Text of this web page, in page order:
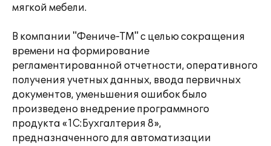
мягкой мебели.
В компании "Фениче-ТМ" с целью сокращения
времени на формирование
регламентированной отчетности, оперативного
получения учетных данных, ввода первичных
документов, уменьшения ошибок было
произведено внедрение программного
продукта «1С:Бухгалтерия 8»,
предназначенного для автоматизации